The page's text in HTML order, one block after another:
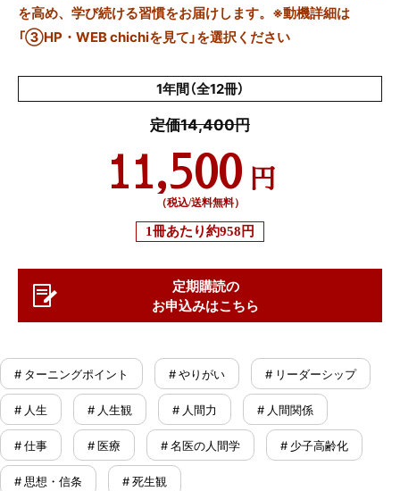
を高め、学び続ける習慣をお届けします。※動機詳細は
「③HP・WEB chichiを見て」を選択ください
1年間（全12冊）
定価14,400円
11,500 円
（税込/送料無料）
1冊あたり約958円
定期購読の
お申込みはこちら
# ターニングポイント # やりがい # リーダーシップ
# 人生 # 人生観 # 人間力 # 人間関係
# 仕事 # 医療 # 名医の人間学 # 少子高齢化
# 思想・信条 # 死生観